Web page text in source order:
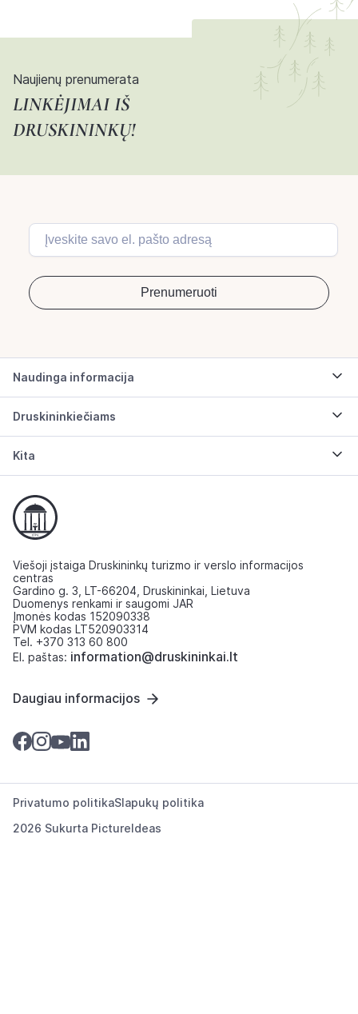
Naujienų prenumerata
LINKĖJIMAI IŠ
DRUSKININKŲ!
Naudinga informacija
Druskininkiečiams
Kita
Viešoji įstaiga Druskininkų turizmo ir verslo informacijos
centras
Gardino g. 3, LT-66204, Druskininkai, Lietuva
Duomenys renkami ir saugomi JAR
Įmonės kodas 152090338
PVM kodas LT520903314
Tel. +370 313 60 800
El. paštas: information@druskininkai.lt
Daugiau informacijos
2026 Sukurta PictureIdeas
Privatumo politikaSlapukų politika